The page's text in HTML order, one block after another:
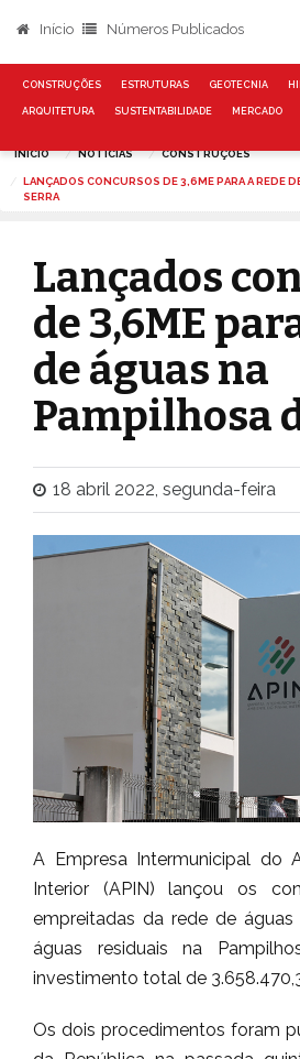
Início Números Publicados
CONSTRUÇÕES ESTRUTURAS GEOTECNIA
ARQUITETURA SUSTENTABILIDADE MERCADO
INÍCIO NOTÍCIAS CONSTRUÇÕES
LANÇADOS CONCURSOS DE 3,6ME PARA A REDE
SERRA
Lançados
de 3,6ME
de águas na
Pampilhosa
18 abril 2022, segunda-feira
A Empresa Intermunicipal do
Interior (APIN) lançou os
empreitadas da rede de
águas residuais na
investimento total de
Os dois procedimentos foram